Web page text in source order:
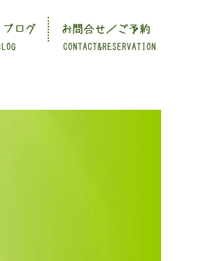
CONTACT&RESERVATION
ブログ お問合せ／ご予約